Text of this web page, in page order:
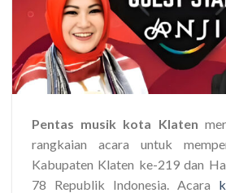
Pentas musik kota Klaten
rangkaian acara untuk
Kabupaten Klaten ke-219 dan
78 Republik Indonesia. Acara